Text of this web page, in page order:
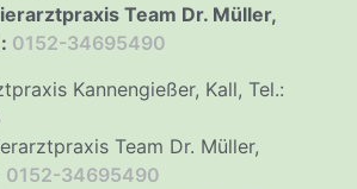
Team Dr. Müller,
0152-34695490
Kannengießer, Kall, Tel.:
Team Dr. Müller,
0152-34695490